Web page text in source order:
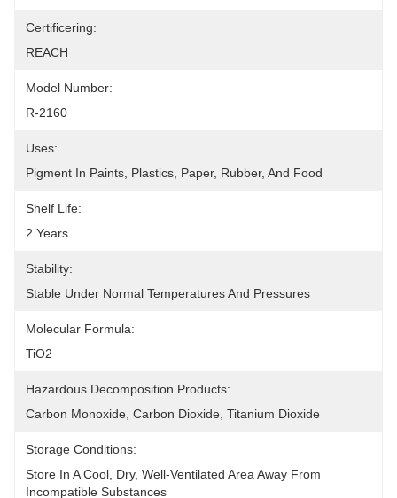
Certificering:
REACH
Model Number:
R-2160
Uses:
Pigment In Paints, Plastics, Paper, Rubber, And Food
Shelf Life:
2 Years
Stability:
Stable Under Normal Temperatures And Pressures
Molecular Formula:
TiO2
Hazardous Decomposition Products:
Carbon Monoxide, Carbon Dioxide, Titanium Dioxide
Storage Conditions:
Store In A Cool, Dry, Well-Ventilated Area Away From
Incompatible Substances